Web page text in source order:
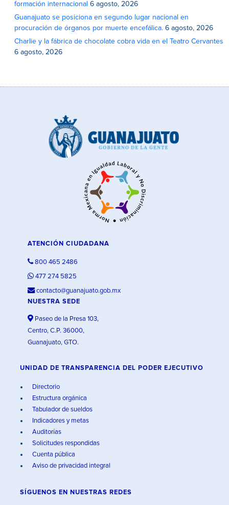
formación internacional 6 agosto, 2026
Guanajuato se posiciona en segundo lugar nacional en
procuración de órganos por muerte encefálica. 6 agosto, 2026
Charlie y la fábrica de chocolate cobra vida en el Teatro Cervantes
6 agosto, 2026
ATENCIÓN CIUDADANA
800 465 2486
477 274 5825
contacto@guanajuato.gob.mx
NUESTRA SEDE
Paseo de la Presa 103,
Centro, C.P. 36000,
Guanajuato, GTO.
UNIDAD DE TRANSPARENCIA DEL PODER EJECUTIVO
Directorio
Estructura orgánica
Tabulador de sueldos
Indicadores y metas
Auditorías
Solicitudes respondidas
Cuenta pública
Aviso de privacidad integral
SÍGUENOS EN NUESTRAS REDES